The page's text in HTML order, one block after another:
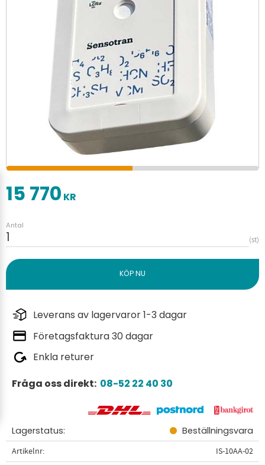
15 770 KR
Antal
st
Leverans av lagervaror 1-3 dagar
Företagsfaktura 30 dagar
Enkla returer
Fråga oss direkt: 08-52 22 40 30
Lagerstatus Beställningsvara
Artikelnr
IS-10AA-02